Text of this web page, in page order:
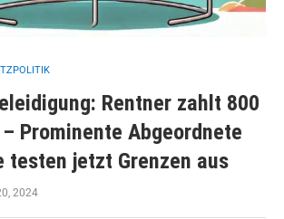
Rentner zahlt 800
Prominente Abgeordnete
testen jetzt Grenzen aus
2024